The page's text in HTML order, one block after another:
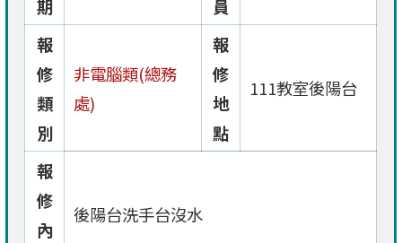
期
員
報
修
類
別
非電腦類(總務
處)
報
修
地
點
111教室後陽台
報
修
內
後陽台洗手台沒水